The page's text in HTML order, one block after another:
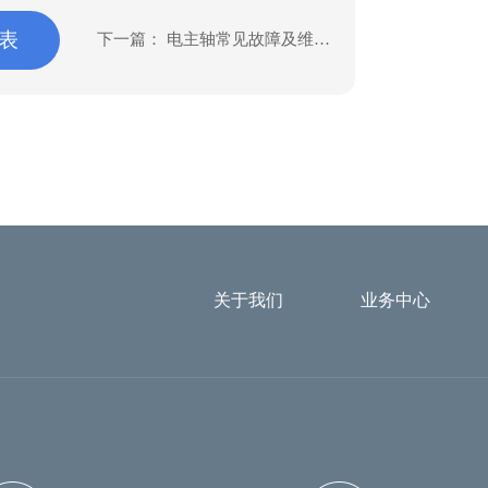
下一篇： 电主轴常见故障及维修
关于我们 业务中心